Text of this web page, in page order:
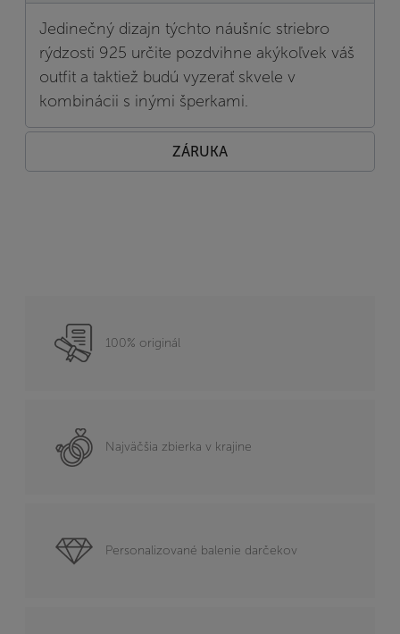
Jedinečný dizajn týchto náušníc striebro
rýdzosti 925 určite pozdvihne akýkoľvek váš
outfit a taktiež budú vyzerať skvele v
kombinácii s inými šperkami.
ZÁRUKA
100% originál
Najväčšia zbierka v krajine
Personalizované balenie darčekov